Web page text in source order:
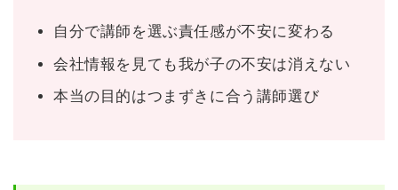
自分で講師を選ぶ責任感が不安に変わる
会社情報を見ても我が子の不安は消えない
本当の目的はつまずきに合う講師選び